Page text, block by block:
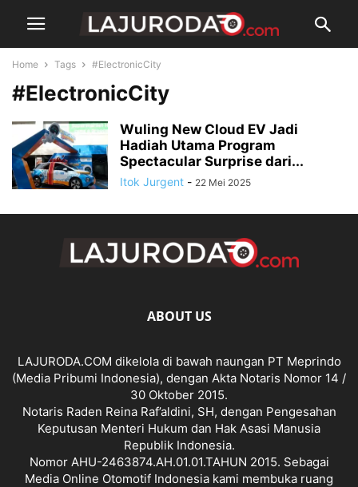
Home Tags #ElectronicCity
#ElectronicCity
Wuling New Cloud EV Jadi
Hadiah Utama Program
Spectacular Surprise dari...
Itok Jurgent - 22 Mei 2025
ABOUT US
LAJURODA.COM dikelola di bawah naungan PT Meprindo
(Media Pribumi Indonesia), dengan Akta Notaris Nomor 14 /
30 Oktober 2015.
Notaris Raden Reina Raf’aldini, SH, dengan Pengesahan
Keputusan Menteri Hukum dan Hak Asasi Manusia
Republik Indonesia.
Nomor AHU-2463874.AH.01.01.TAHUN 2015. Sebagai
Media Online Otomotif Indonesia kami membuka ruang